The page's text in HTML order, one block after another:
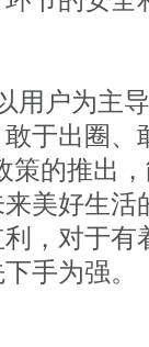
用户为主
于出圈
策的推出
美好生
，对于
手为强。